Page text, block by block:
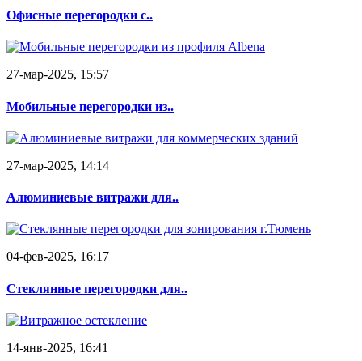
Офисные перегородки с..
27-мар-2025, 15:57
Мобильные перегородки из..
27-мар-2025, 14:14
Алюминиевые витражи для..
04-фев-2025, 16:17
Стеклянные перегородки для..
14-янв-2025, 16:41